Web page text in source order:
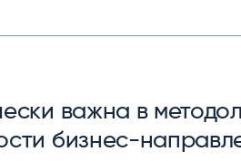
важна в
бизнес-